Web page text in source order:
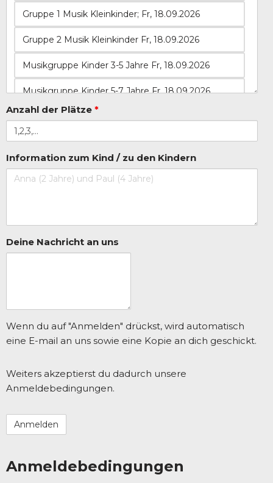
Anzahl der Plätze *
Information zum Kind / zu den Kindern
Deine Nachricht an uns
Wenn du auf "Anmelden" drückst, wird automatisch
eine E-mail an uns sowie eine Kopie an dich geschickt.
Weiters akzeptierst du dadurch unsere
Anmeldebedingungen.
Anmeldebedingungen